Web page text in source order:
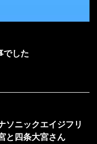
でした
ソニックエイジフリ
と四条大宮さん